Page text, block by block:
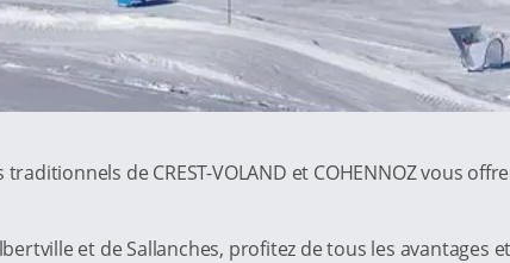
de CREST-VOLAND et COHENNOZ vous
et de Sallanches, profitez de tous les avantages